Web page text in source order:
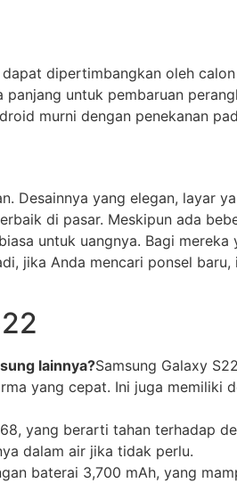
dipertimbangkan oleh
untuk pembaruan
murni dengan penekanan
Desainnya yang elegan, layar
di pasar. Meskipun ada
untuk uangnya. Bagi mereka
jika Anda mencari ponsel baru,
lainnya?Samsung Galaxy
yang cepat. Ini juga memiliki
yang berarti tahan terhadap
dalam air jika tidak perlu.
baterai 3,700 mAh, yang